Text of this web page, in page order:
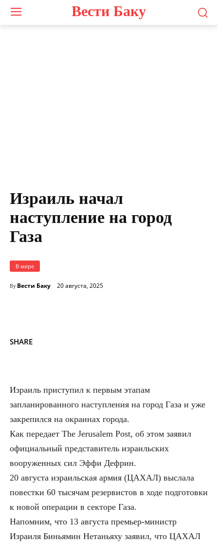
Вести Баку
Израиль начал
наступление на город
Газа
В мире
By Вести Баку 20 августа, 2025
SHARE
Израиль приступил к первым этапам
запланированного наступления на город Газа и уже
закрепился на окраинах города.
Как передает The Jerusalem Post, об этом заявил
официальный представитель израильских
вооруженных сил Эффи Дефрин.
20 августа израильская армия (ЦАХАЛ) выслала
повестки 60 тысячам резервистов в ходе подготовки
к новой операции в секторе Газа.
Напомним, что 13 августа премьер-министр
Израиля Биньямин Нетаньяху заявил, что ЦАХАЛ